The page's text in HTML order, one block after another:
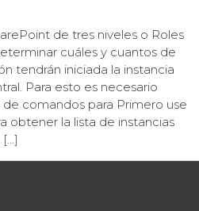
de tres niveles o Roles
cuáles y cuantos de
tendrán iniciada la instancia
Para esto es necesario
comandos para Primero use
obtener la lista de instancias